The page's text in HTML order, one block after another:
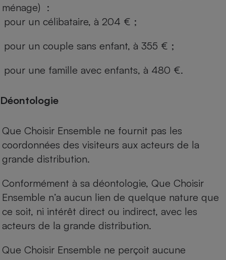
ménage) :
pour un célibataire, à 204 € ;
pour un couple sans enfant, à 355 € ;
pour une famille avec enfants, à 480 €.
Déontologie
Que Choisir Ensemble ne fournit pas les
coordonnées des visiteurs aux acteurs de la
grande distribution.
Conformément à sa déontologie, Que Choisir
Ensemble n’a aucun lien de quelque nature que
ce soit, ni intérêt direct ou indirect, avec les
acteurs de la grande distribution.
Que Choisir Ensemble ne perçoit aucune